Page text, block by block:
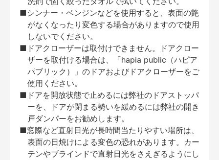
■シンナー・ベンジンなどを使用すると、表面の艶
がなくなったり変色する場合がありますので使用
しないでください。
■ドアクローザーは取付けできません。ドアクロー
ザーを取付ける場合は、「hapia public（ハピア
パブリック）」のドアおよびドアクローザーをご
使用ください。
■ドアを開放状態で止めるには弊社のドアストッパ
ーを、ドアが閉まる勢いを緩めるには弊社の開き
戸ダンパーをお勧めします。
■窓際など直射日光が長時間当たりやすい場所は、
表面の日焼けによる変色の恐れがあります。カー
テンやブラインドで直射日光をさえぎるようにし